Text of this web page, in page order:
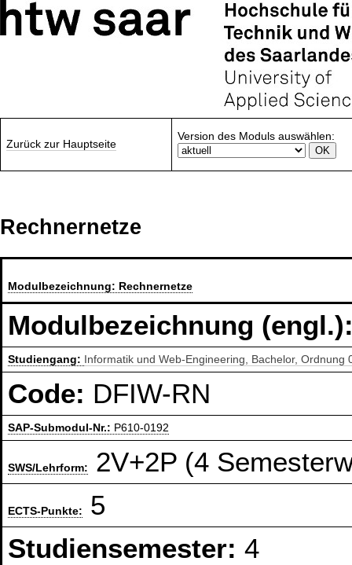
Zurück zur Hauptseite
Version des Moduls auswählen:
Rechnernetze
Modulbezeichnung: Rechnernetze
Modulbezeichnung
Studiengang: Informatik und Web-Engineering, Bachelor, Ordnung
Code: DFIW-RN
SAP-Submodul-Nr.: P610-0192
SWS/Lehrform: 2V+2P (4
ECTS-Punkte:
5
Studiensemester:4